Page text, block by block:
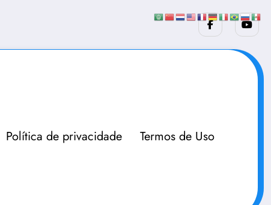
Política de privacidade Termos de Uso